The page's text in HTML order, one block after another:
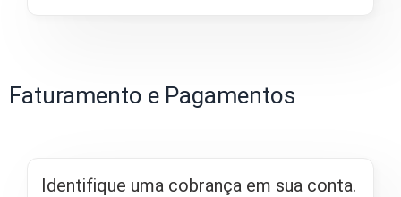
Faturamento e Pagamentos
Identifique uma cobrança em sua conta.